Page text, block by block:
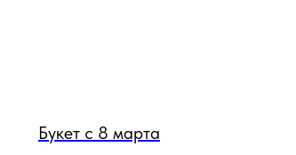
Букет с 8 марта